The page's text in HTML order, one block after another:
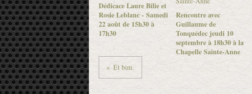
Dédicace Laure Bilie et
Rosie Leblanc - Samedi
22 août de 15h30 à
17h30
Rencontre avec
Guillaume de
Tonquédec jeudi 10
septembre à 18h30 à la
Chapelle Sainte-Anne
Et bim.